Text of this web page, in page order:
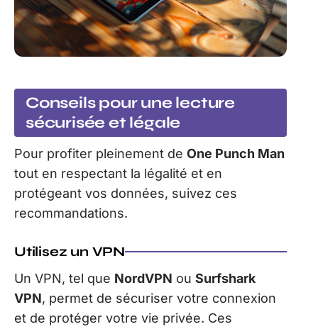
Conseils pour une lecture
sécurisée et légale
Pour profiter pleinement de One Punch Man
tout en respectant la légalité et en
protégeant vos données, suivez ces
recommandations.
Utilisez un VPN
Un VPN, tel que NordVPN ou Surfshark
VPN, permet de sécuriser votre connexion
et de protéger votre vie privée. Ces